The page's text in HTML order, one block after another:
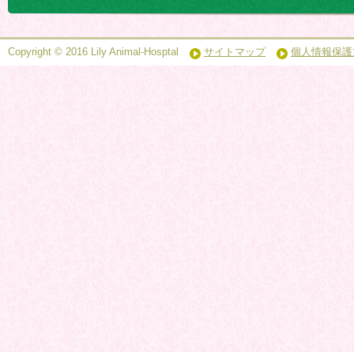
Copyright © 2016 Lily Animal-Hosptal サイトマップ 個人情報保